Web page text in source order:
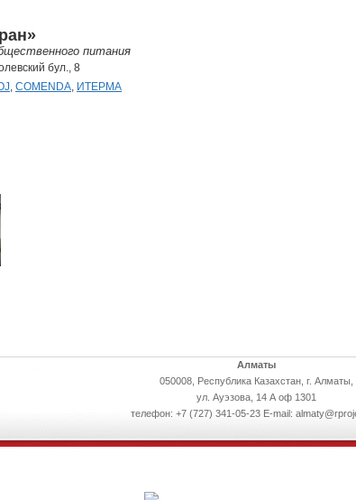
питания
бул., 8
, COMENDA, ИТЕРМА
Алматы
050008, Республика Казахстан, г. Алматы,
ул. Ауэзова, 14 А оф 1301
телефон: +7 (727) 341-05-23 E-mail: